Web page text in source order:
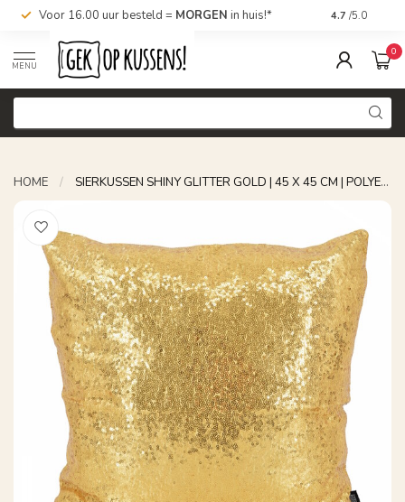
Voor 16.00 uur besteld = MORGEN in huis!* Nu bestellen,
4.7 /5.0
MENU
0
HOME / SIERKUSSEN SHINY GLITTER GOLD | 45 X 45 CM | POLYESTER